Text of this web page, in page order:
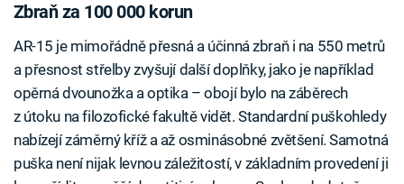
Zbraň za 100 000 korun
AR-15 je mimořádně přesná a účinná zbraň i na 550 metrů
a přesnost střelby zvyšují další doplňky, jako je například
opěrná dvounožka a optika – obojí bylo na záběrech
z útoku na filozofické fakultě vidět. Standardní puškohledy
nabízejí záměrný kříž a až osminásobné zvětšení. Samotná
puška není nijak levnou záležitostí, v základním provedení ji